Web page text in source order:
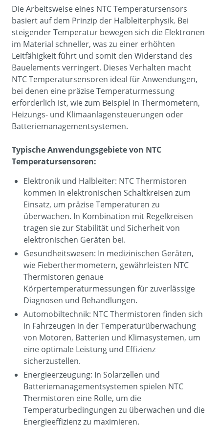
Die Arbeitsweise eines NTC Temperatursensors
basiert auf dem Prinzip der Halbleiterphysik. Bei
steigender Temperatur bewegen sich die Elektronen
im Material schneller, was zu einer erhöhten
Leitfähigkeit führt und somit den Widerstand des
Bauelements verringert. Dieses Verhalten macht
NTC Temperatursensoren ideal für Anwendungen,
bei denen eine präzise Temperaturmessung
erforderlich ist, wie zum Beispiel in Thermometern,
Heizungs- und Klimaanlagensteuerungen oder
Batteriemanagementsystemen.
Typische Anwendungsgebiete von NTC
Temperatursensoren:
Elektronik und Halbleiter: NTC Thermistoren
kommen in elektronischen Schaltkreisen zum
Einsatz, um präzise Temperaturen zu
überwachen. In Kombination mit Regelkreisen
tragen sie zur Stabilität und Sicherheit von
elektronischen Geräten bei.
Gesundheitswesen: In medizinischen Geräten,
wie Fieberthermometern, gewährleisten NTC
Thermistoren genaue
Körpertemperaturmessungen für zuverlässige
Diagnosen und Behandlungen.
Automobiltechnik: NTC Thermistoren finden sich
in Fahrzeugen in der Temperaturüberwachung
von Motoren, Batterien und Klimasystemen, um
eine optimale Leistung und Effizienz
sicherzustellen.
Energieerzeugung: In Solarzellen und
Batteriemanagementsystemen spielen NTC
Thermistoren eine Rolle, um die
Temperaturbedingungen zu überwachen und die
Energieeffizienz zu maximieren.